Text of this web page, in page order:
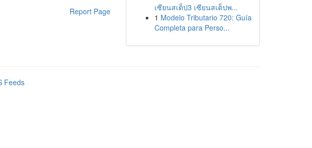
Report Page
เซียนสเต็ป3 เซียนสเต็ปพ...
1 Modelo Tributario 720: Guía
Completa para Perso...
Feeds